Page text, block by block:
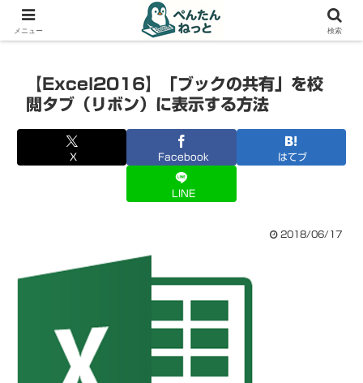
PCやガジェットの備忘録
【Excel2016】「ブックの共有」を校
閲タブ（リボン）に表示する方法
X Facebook はてブ
LINE
2018/06/17
メニュー 検索